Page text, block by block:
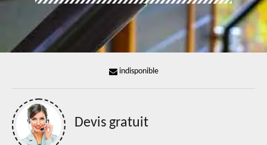
indisponible
Devis gratuit